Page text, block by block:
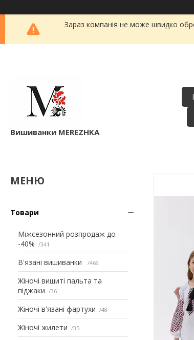
Зараз компанія не може швидко
Вишиванки MEREZHKA
Товари
Міжсезонний розпродаж до
-40%
341
В'язані вишиванки 469
Жіночі вишиті пальта та
піджаки
36
Жіночі в'язані фартухи 48
Жіночі жилети 35